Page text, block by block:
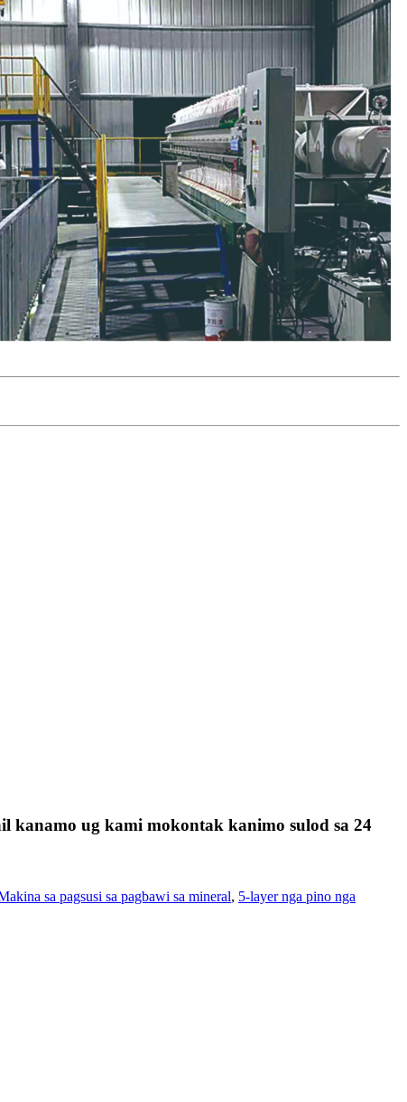
kanamo ug kami mokontak kanimo sulod sa 24
sa pagsusi sa pagbawi sa mineral, 5-layer nga pino nga